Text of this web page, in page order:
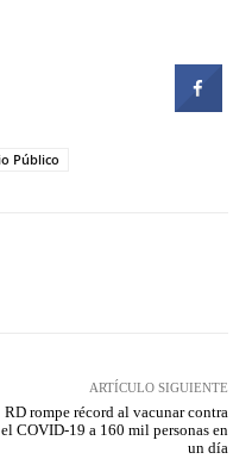
Público
ARTÍCULO SIGUIENTE
RD rompe récord al vacunar contra
el COVID-19 a 160 mil personas en
un día